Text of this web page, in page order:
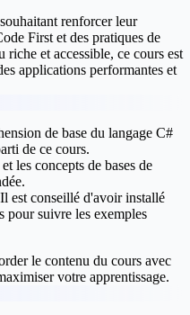
renforcer leur
First et des pratiques de
riche et accessible, ce cours est
applications performantes et
de base du langage C#
de ce cours.
les concepts de bases de
Il est conseillé d'avoir installé
pour suivre les exemples
le contenu du cours avec
votre apprentissage.